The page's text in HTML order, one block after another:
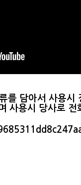
를 담아서 사용
사용시 당사로 전